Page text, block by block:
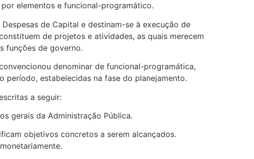
elementos e funcional-programático.
de Capital e destinam-se à execução de
de projetos e atividades, as quais merecem
funções de governo.
denominar de funcional-programática,
período, estabelecidas na fase do planejamento.
a seguir:
gerais da Administração Pública.
objetivos concretos a serem alcançados.